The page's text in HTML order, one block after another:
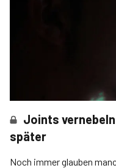
Joints
später
Noch immer glauben